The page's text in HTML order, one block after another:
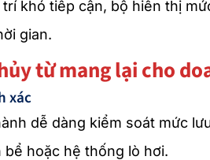
khó tiếp cận, bộ hiển thị
gian.
từ mang lại cho
xác
dễ dàng kiểm soát mức
hoặc hệ thống lò hơi.